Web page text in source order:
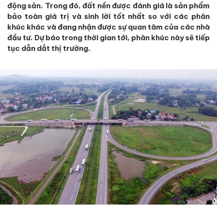
động sản. Trong đó, đất nền được đánh giá là sản phẩm
bảo toàn giá trị và sinh lời tốt nhất so với các phân
khúc khác và đang nhận được sự quan tâm của các nhà
đầu tư. Dự báo trong thời gian tới, phân khúc này sẽ tiếp
tục dẫn dắt thị trường.